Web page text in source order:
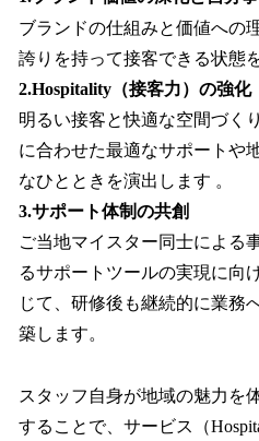
ブランドの仕組みと価値への
誇りを持って接客できる状態
2.Hospitality（接客力）の強化
明るい接客と快適な空間づく
に合わせた最適なサポートや
なひとときを演出します 。
3.サポート体制の共創
ご当地マイスター同士による
るサポートツールの実現に向
じて、研修後も継続的に業務
築します。
スタッフ自身が地域の魅力を
することで、サービス（